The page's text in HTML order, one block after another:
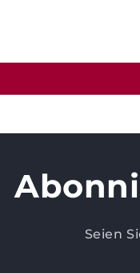
Seien